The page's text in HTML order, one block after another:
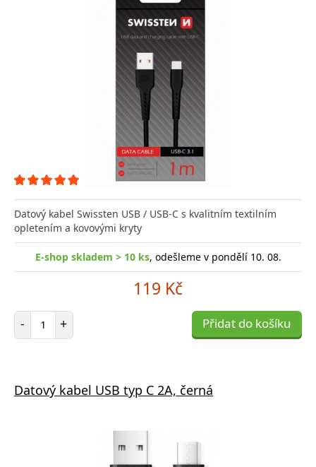
Datový kabel Swissten USB / USB-C s kvalitním textilním
opletením a kovovými kryty
E-shop skladem > 10 ks, odešleme v pondělí 10. 08.
119 Kč
- Počet položek
+ Přidat do košíku
Datový kabel USB typ C 2A, černá